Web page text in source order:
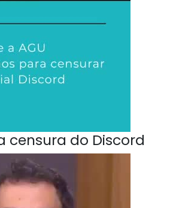
censura do Discord